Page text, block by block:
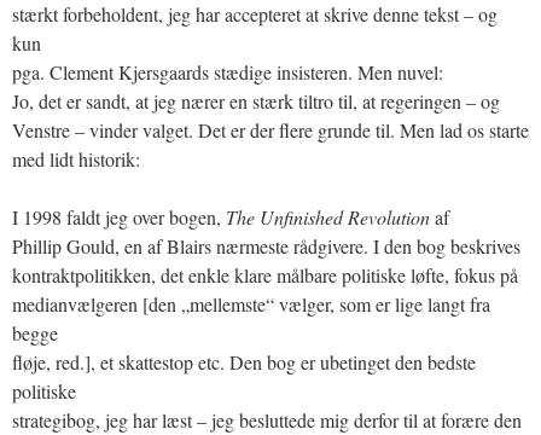
stærkt forbeholdent, jeg har accepteret at skrive denne tekst – og
kun
pga. Clement Kjersgaards stædige insisteren. Men nuvel:
Jo, det er sandt, at jeg nærer en stærk tiltro til, at regeringen – og
Venstre – vinder valget. Det er der flere grunde til. Men lad os starte
med lidt historik:
I 1998 faldt jeg over bogen, The Unfinished Revolutionaf
Phillip Gould, en af Blairs nærmeste rådgivere. I den bog beskrives
kontraktpolitikken, det enkle klare målbare politiske løfte, fokus på
medianvælgeren [den „mellemste“ vælger, som er lige langt fra
begge
fløje, red.], et skattestop etc. Den bog er ubetinget den bedste
politiske
strategibog, jeg har læst – jeg besluttede mig derfor til at forære den